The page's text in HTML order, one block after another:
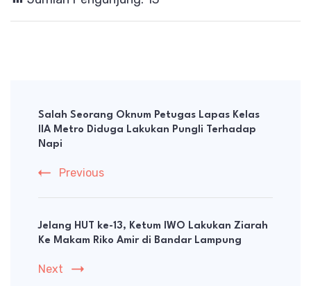
Navigation
Salah Seorang Oknum Petugas Lapas Kelas
IlA Metro Diduga Lakukan Pungli Terhadap
Napi
Previous
Jelang HUT ke-13, Ketum IWO Lakukan Ziarah
Ke Makam Riko Amir di Bandar Lampung
Next